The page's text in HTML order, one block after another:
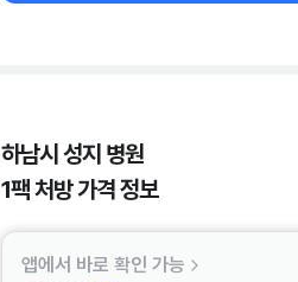
하남시 성지 병원
1팩 처방 가격 정보
앱에서 바로 확인 가능